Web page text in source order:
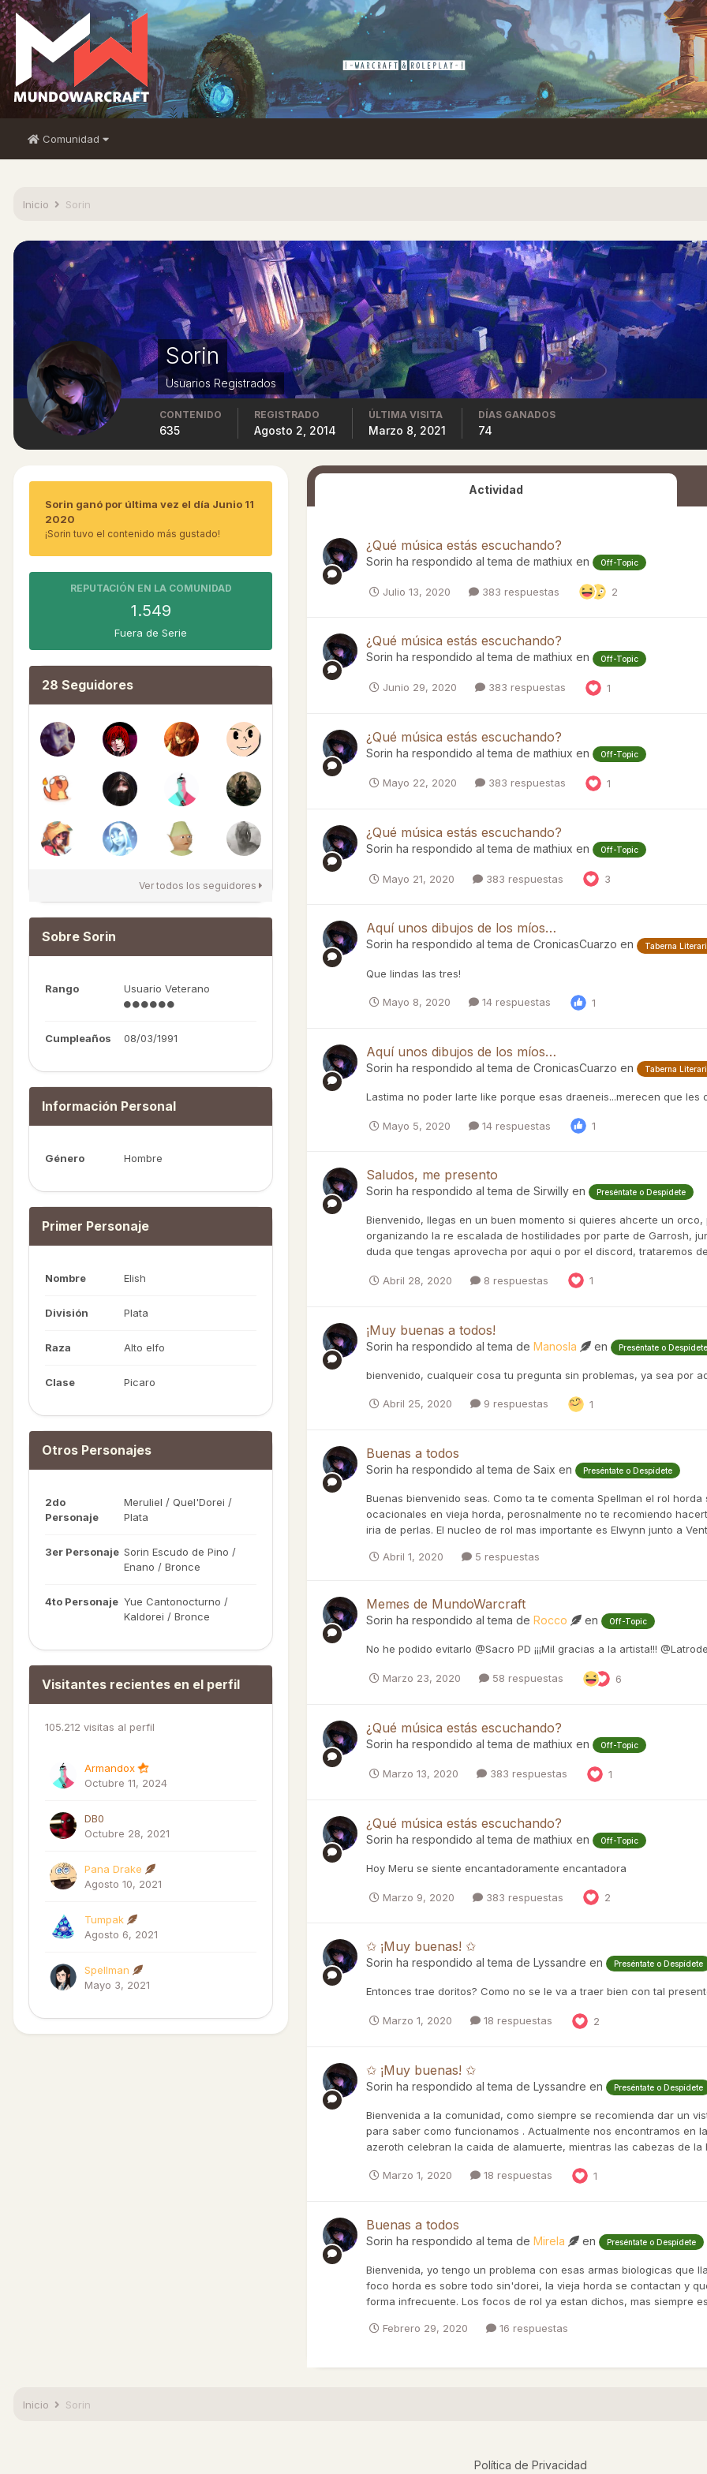
Comunidad
Inicio Sorin
Sorin
Usuarios Registrados
CONTENIDO
635
REGISTRADO
Agosto 2, 2014
ÚLTIMA VISITA
Marzo 8, 2021
DÍAS GANADOS
74
Sorin ganó por última vez el día Junio 11
2020
¡Sorin tuvo el contenido más gustado!
REPUTACIÓN EN LA COMUNIDAD
1.549
Fuera de Serie
28 Seguidores
Ver todos los seguidores
Sobre Sorin
Rango Usuario Veterano
Cumpleaños 08/03/1991
Información Personal
Género Hombre
Primer Personaje
Nombre Elish
División Plata
Raza Alto elfo
Clase Picaro
Otros Personajes
2do
Personaje
Meruliel / Quel'Dorei /
Plata
3er Personaje Sorin Escudo de Pino /
Enano / Bronce
4to Personaje Yue Cantonocturno /
Kaldorei / Bronce
Visitantes recientes en el perfil
105.212 visitas al perfil
Armandox
Octubre 11, 2024
DB0
Octubre 28, 2021
Pana Drake
Agosto 10, 2021
Tumpak
Agosto 6, 2021
Spellman
Mayo 3, 2021
Actividad
¿Qué música estás escuchando?
Sorin ha respondido al tema de mathiux en Off-Topic
Julio 13, 2020 383 respuestas 2
¿Qué música estás escuchando?
Sorin ha respondido al tema de mathiux en Off-Topic
Junio 29, 2020 383 respuestas 1
¿Qué música estás escuchando?
Sorin ha respondido al tema de mathiux en Off-Topic
Mayo 22, 2020 383 respuestas 1
¿Qué música estás escuchando?
Sorin ha respondido al tema de mathiux en Off-Topic
Mayo 21, 2020 383 respuestas 3
Aquí unos dibujos de los míos…
Sorin ha respondido al tema de CronicasCuarzo en Taberna
Que lindas las tres!
Mayo 8, 2020 14 respuestas 1
Aquí unos dibujos de los míos…
Sorin ha respondido al tema de CronicasCuarzo en Taberna
Lastima no poder larte like porque esas draeneis...merecen que les
Mayo 5, 2020 14 respuestas 1
Saludos, me presento
Sorin ha respondido al tema de Sirwilly en Preséntate o Despídete
Bienvenido, llegas en un buen momento si quieres ahcerte un
organizando la re escalada de hostilidades por parte de Garrosh,
duda que tengas aprovecha por aqui o por el discord, trataremos
Abril 28, 2020 8 respuestas 1
¡Muy buenas a todos!
Sorin ha respondido al tema de Manosla en Preséntate o Despídete
bienvenido, cualqueir cosa tu pregunta sin problemas, ya sea por
Abril 25, 2020 9 respuestas 1
Buenas a todos
Sorin ha respondido al tema de Saix en Preséntate o Despídete
Buenas bienvenido seas. Como ta te comenta Spellman el rol
ocacionales en vieja horda, perosnalmente no te recomiendo
iria de perlas. El nucleo de rol mas importante es Elwynn junto a
Abril 1, 2020 5 respuestas
Memes de MundoWarcraft
Sorin ha respondido al tema de Rocco en Off-Topic
No he podido evitarlo @Sacro PD ¡¡¡Mil gracias a la artista!!!
Marzo 23, 2020 58 respuestas 6
¿Qué música estás escuchando?
Sorin ha respondido al tema de mathiux en Off-Topic
Marzo 13, 2020 383 respuestas 1
¿Qué música estás escuchando?
Sorin ha respondido al tema de mathiux en Off-Topic
Hoy Meru se siente encantadoramente encantadora
Marzo 9, 2020 383 respuestas 2
✩ ¡Muy buenas! ✩
Sorin ha respondido al tema de Lyssandre en Preséntate o Despídete
Entonces trae doritos? Como no se le va a traer bien con tal
Marzo 1, 2020 18 respuestas 2
✩ ¡Muy buenas! ✩
Sorin ha respondido al tema de Lyssandre en Preséntate o Despídete
Bienvenida a la comunidad, como siempre se recomienda dar un
para saber como funcionamos . Actualmente nos encontramos en
azeroth celebran la caida de alamuerte, mientras las cabezas de
Marzo 1, 2020 18 respuestas 1
Buenas a todos
Sorin ha respondido al tema de Mirela en Preséntate o Despídete
Bienvenida, yo tengo un problema con esas armas biologicas que
foco horda es sobre todo sin'dorei, la vieja horda se contactan y
forma infrecuente. Los focos de rol ya estan dichos, mas siempre
Febrero 29, 2020 16 respuestas
Inicio Sorin
Política de Privacidad